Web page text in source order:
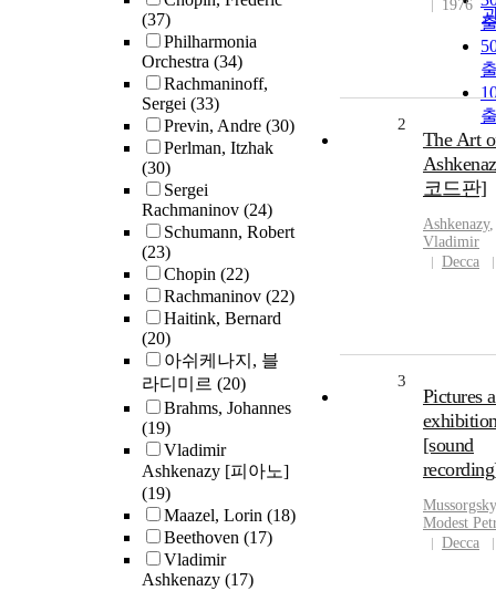
(37)
Philharmonia
Orchestra (34)
Rachmaninoff,
Sergei (33)
Previn, Andre (30)
Perlman, Itzhak
(30)
Sergei
Rachmaninov (24)
Schumann, Robert
(23)
Chopin (22)
Rachmaninov (22)
Haitink, Bernard
(20)
아쉬케나지, 블
라디미르 (20)
Brahms, Johannes
(19)
Vladimir
Ashkenazy [피아노]
(19)
Maazel, Lorin (18)
Beethoven (17)
Vladimir
Ashkenazy (17)
1976
2
The Art
코드판]
Ashkenazy,
Vladimir
Decca
3
Pictures
[sound
Modest
Decca